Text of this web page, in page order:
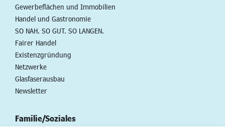
Gewerbeflächen und Immobilien
Handel und Gastronomie
SO NAH. SO GUT. SO LANGEN.
Fairer Handel
Existenzgründung
Netzwerke
Glasfaserausbau
Newsletter
Familie/Soziales